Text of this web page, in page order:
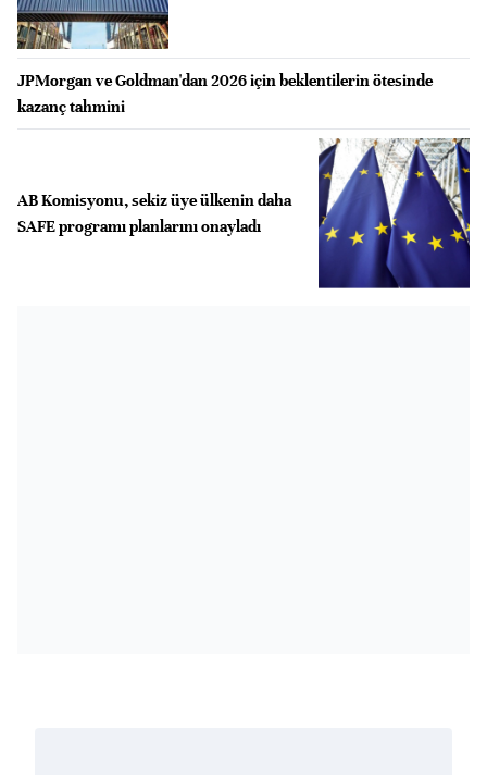
JPMorgan ve Goldman'dan 2026 için beklentilerin ötesinde
kazanç tahmini
AB Komisyonu, sekiz üye ülkenin daha
SAFE programı planlarını onayladı